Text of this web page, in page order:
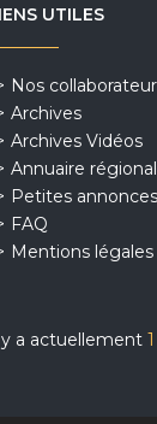
UTILES
Nos
Archives
Archives Vidéos
Annuaire régional
Petites annonces
FAQ
Mentions légales
y a actuellement 1